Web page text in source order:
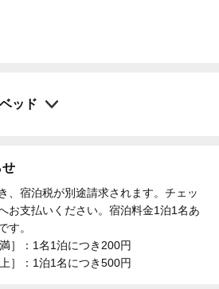
ッド
せ
、宿泊税が別途請求されます。チェッ
お支払いください。宿泊料金1泊1名あ
す。
］：1名1泊につき200円
］：1泊1名につき500円